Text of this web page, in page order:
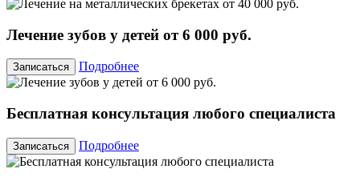
Лечение зубов у детей от 6 000 руб.
Записаться Подробнее
Бесплатная консультация любого специалиста
Записаться Подробнее